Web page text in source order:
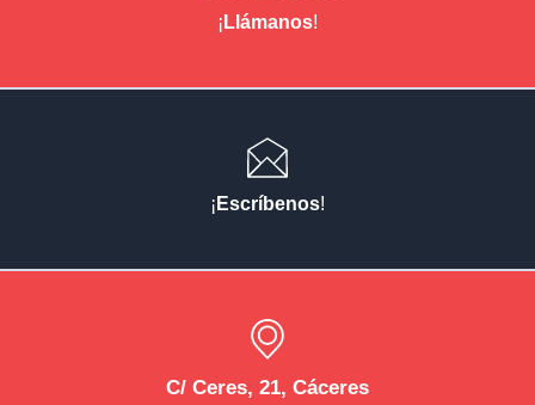
¡ Llámanos!
¡ Escríbenos!
C/ Ceres, 21, Cáceres